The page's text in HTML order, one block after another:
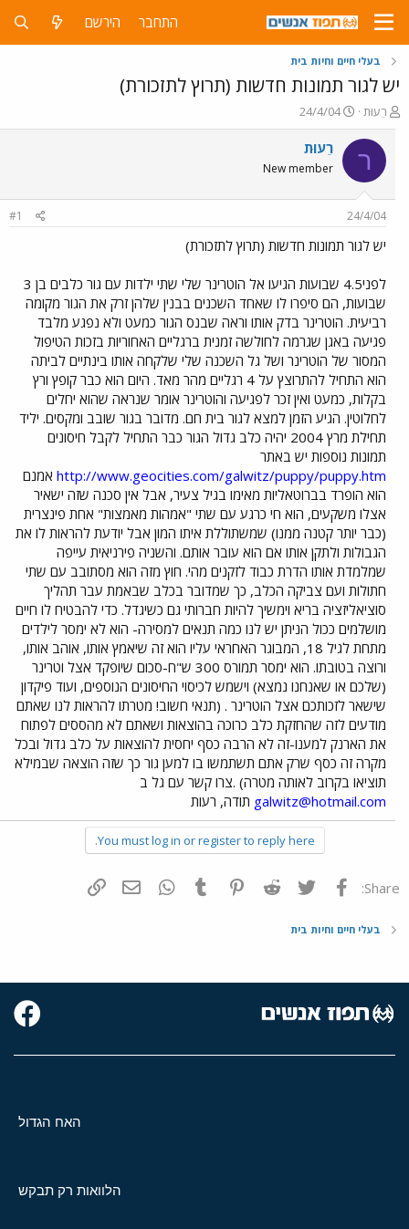
התחבר הירשם
בעלי חיים וחיות בית
יש לגור תמונות חדשות (תרוץ לתזכורת)
פ
ו
ת
ח
ה
ש
א
רֵעוּת
פ
ו
ר
24/4/04
ר רֵעוּת
New member
24/4/04
#1
יש לגור תמונות חדשות (תרוץ לתזכורת)
לפני4.5 שבועות הגיעו אל הוטרינר שלי שתי ילדות עם גור כלבים בן 3
שבועות, הם סיפרו לו שאחד השכנים בבנין שלהן זרק את הגור מקומה
רביעית. הוטרינר בדק אותו וראה שבנס הגור כמעט ולא נפגע מלבד
פגיעה באגן שגרמה לחולשה זמנית ברגליים האחוריות בזכות הטיפול
המסור של הוטרינר ושל גל השכנה שלי שלקחה אותו בינתיים לביתה
הוא התחיל להתרוצץ על 4 רגליים מהר מאד. היום הוא כבר קופץ ורץ
בקלות, כמעט ואין זכר לפגיעה והוטרינר אומר שנראה שהוא יחלים
לחלוטין. הגיע הזמן למצא לגור בית חם. מדובר בגור שובב ומקסים. יליד
תחילת מרץ 2004 יהיה כלב גדול הגור כבר התחיל לקבל חיסונים
תמונות נוספות יש באתר
http://www.geocities.com/galwitz/puppy/puppy.htm אמנם
הוא הופרד בברוטאליות מאימו בגיל צעיר, אבל אין סכנה שזה ישאיר
אצלו משקעים, הוא חי כרגע עם שתי "אמהות מאמצות" אחת פינצרית
(כבר יותר קטנה ממנו) שמשתוללת איתו המון אבל יודעת להראות לו את
הגבולות ולתקן אותו אם הוא עובר אותם. והשניה פירניאית עייפה
שמלמדת אותו הדרת כבוד לזקנים מהי. חוץ מזה הוא מסתובב עם שתי
חתולות ועם צביקה הכלב, כך שמדובר בכלב שבאמת עבר תהליך
סוציאליזציה בריא וימשיך להיות חברותי גם כשיגדל. כדי להבטיח לו חיים
מושלמים ככול הניתן יש לנו כמה תנאים למסירה- הוא לא ימסר לילדים
מתחת לגיל 18, המבוגר האחראי עליו הוא זה שיאמץ אותו, אוהב אותו,
ורוצה בטובתו. הוא ימסר תמורס 300 ש"ח-סכום שיופקד אצל וטרינר
(שלכם או שאנחנו נמצא) וישמש לכיסוי החיסונים הנוספים, ועוד פיקדון
שישאר לזכותכם אצל הוטרינר . (תנאי חשוב! מטרתו להראות לנו שאתם
מודעים לזה שהחזקת כלב כרוכה בהוצאות ושאתם לא מהססים לפתוח
את הארנק למענו-זה לא הרבה כסף יחסית להוצאות על כלב גדול ובכל
מקרה זה כסף שרק אתם תשתמשו בו למען גור כך שזה הוצאה שבמילא
תוציאו בקרוב לאותה מטרה) .צרו קשר עם גל ב
galwitz@hotmail.com תודה, רעות
You must log in or register to reply here.
Share: פייסבוק Twitter
Reddit
Pinterest
Tumblr
WhatsAppדואר אלקטרוני
בעלי חיים וחיות בית
האח הגדול
הלוואות רק תבקש